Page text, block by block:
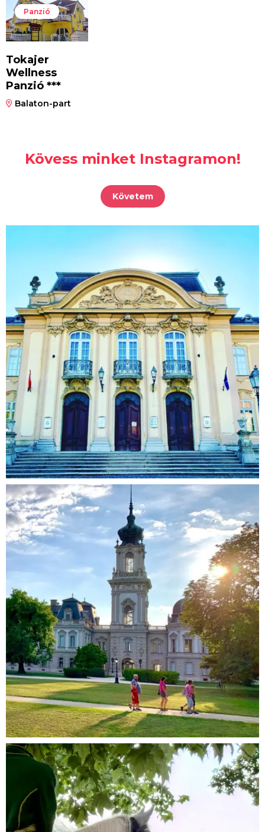
Panzió
Tokajer
Wellness
Panzió ***
Balaton-part
Kövess minket Instagramon!
Követem